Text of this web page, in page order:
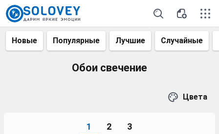
Новые Популярные Лучшие Случайные
Обои свечение
Цвета
1 2 3